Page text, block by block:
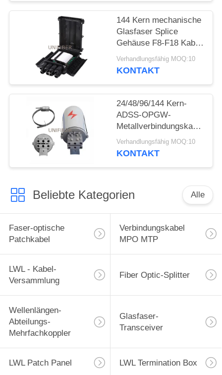
144 Kern mechanische
Glasfaser Splice
Gehäuse F8-F18 Kabel
Durchmesser
Verhandlungsfähig MOQ:10
KONTAKT
24/48/96/144 Kern-
ADSS-OPGW-
Metallverbindungskasse
Aluminium-
Verhandlungsfähig MOQ:10
KONTAKT
Beliebte Kategorien Alle
Faser-optische
Patchkabel
Verbindungskabel
MPO MTP
LWL - Kabel-
Versammlung
Fiber Optic-Splitter
Wellenlängen-
Abteilungs-
Mehrfachkoppler
Glasfaser-
Transceiver
LWL Patch Panel LWL Termination Box